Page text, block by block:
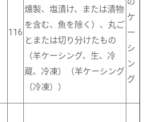
116
燻製、塩漬け、または漬物
を含む、魚を除く）、丸ご
とまたは切り分けたもの
（羊ケーシング、生、冷
蔵、冷凍）（羊ケーシング
（冷凍））
ケ
ー
シ
ン
グ